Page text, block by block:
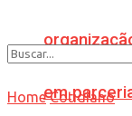
em
Home Cotidiano